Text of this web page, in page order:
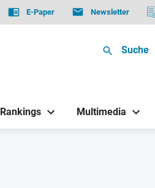
E-Paper Newsletter
Suche
Rankings Multimedia